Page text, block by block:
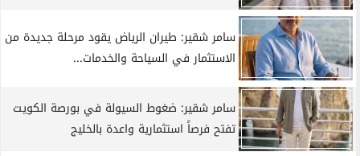
سامر شقير: طيران الرياض يقود مرحلة جديدة من
الاستثمار في السياحة والخدمات...
سامر شقير: ضغوط السيولة في بورصة الكويت
تفتح فرصاً استثمارية واعدة بالخليج